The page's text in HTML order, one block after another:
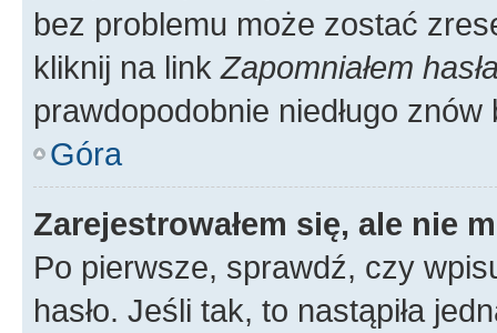
bez problemu może zostać
kliknij na link Zapomniałem
prawdopodobnie niedługo
Góra
Zarejestrowałem się, ale nie
Po pierwsze, sprawdź, czy
hasło. Jeśli tak, to nastąpiła